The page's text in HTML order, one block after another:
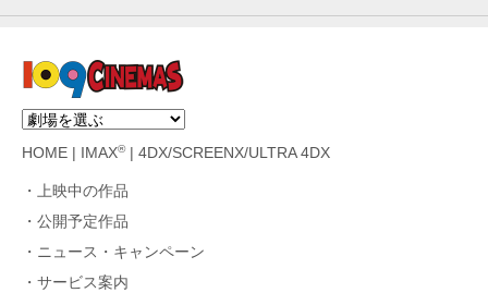
HOME IMAX®| 4DX/SCREENX/ULTRA 4DX
上映中の作品
公開予定作品
ニュース・キャンペーン
サービス案内